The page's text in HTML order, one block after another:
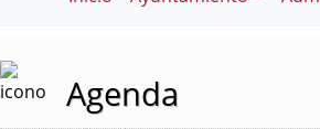
Agenda